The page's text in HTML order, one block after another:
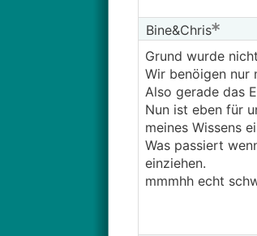
Bine&Chris
Grund wurde
Wir benöigen nur
Also gerade das
Nun ist eben für
meines Wissens
Was passiert
einziehen.
mmmhh echt